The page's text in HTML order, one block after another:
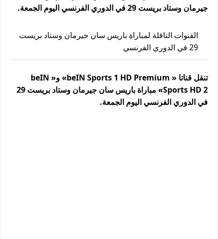
جيرمان وستاد بريست 29 في الدوري الفرنسي اليوم الجمعة.
القنوات الناقلة لمباراة باريس سان جيرمان وستاد بريست
29 في الدوري الفرنسي
تنقل قناتا « beIN Sports 1 HD Premium» و« beIN
Sports HD 2» مباراة باريس سان جيرمان وستاد بريست 29
في الدوري الفرنسي اليوم الجمعة.